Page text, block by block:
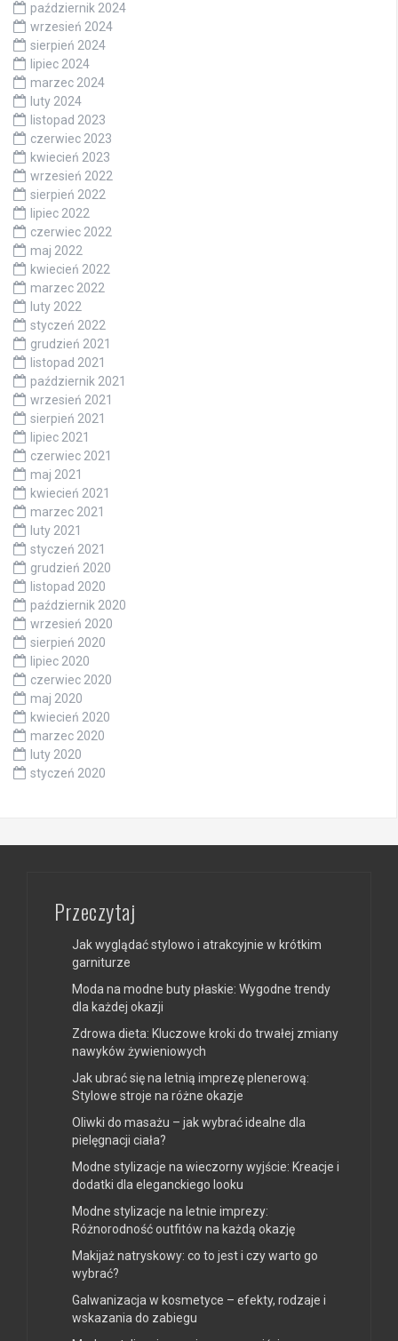
październik 2024
wrzesień 2024
sierpień 2024
lipiec 2024
marzec 2024
luty 2024
listopad 2023
czerwiec 2023
kwiecień 2023
wrzesień 2022
sierpień 2022
lipiec 2022
czerwiec 2022
maj 2022
kwiecień 2022
marzec 2022
luty 2022
styczeń 2022
grudzień 2021
listopad 2021
październik 2021
wrzesień 2021
sierpień 2021
lipiec 2021
czerwiec 2021
maj 2021
kwiecień 2021
marzec 2021
luty 2021
styczeń 2021
grudzień 2020
listopad 2020
październik 2020
wrzesień 2020
sierpień 2020
lipiec 2020
czerwiec 2020
maj 2020
kwiecień 2020
marzec 2020
luty 2020
styczeń 2020
Przeczytaj
Jak wyglądać stylowo i atrakcyjnie w krótkim
garniturze
Moda na modne buty płaskie: Wygodne trendy
dla każdej okazji
Zdrowa dieta: Kluczowe kroki do trwałej zmiany
nawyków żywieniowych
Jak ubrać się na letnią imprezę plenerową:
Stylowe stroje na różne okazje
Oliwki do masażu – jak wybrać idealne dla
pielęgnacji ciała?
Modne stylizacje na wieczorny wyjście: Kreacje i
dodatki dla eleganckiego looku
Modne stylizacje na letnie imprezy:
Różnorodność outfitów na każdą okazję
Makijaż natryskowy: co to jest i czy warto go
wybrać?
Galwanizacja w kosmetyce – efekty, rodzaje i
wskazania do zabiegu